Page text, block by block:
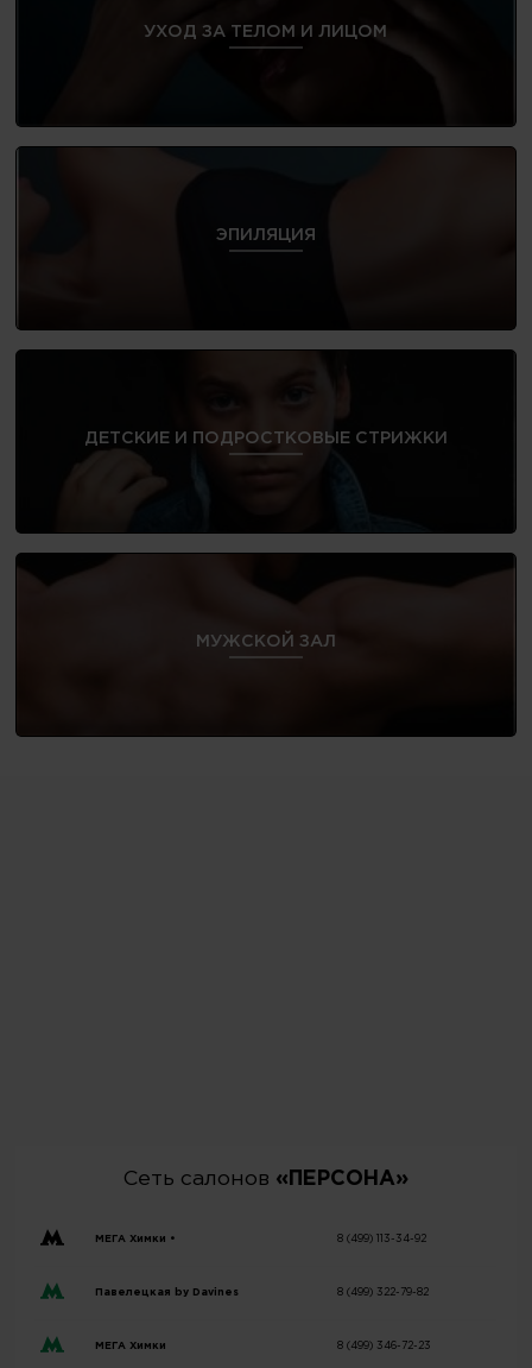
УХОД ЗА ТЕЛОМ И ЛИЦОМ
ЭПИЛЯЦИЯ
ДЕТСКИЕ И ПОДРОСТКОВЫЕ СТРИЖКИ
МУЖСКОЙ ЗАЛ
Сеть салонов «ПЕРСОНА»
МЕГА Химки • 8 (499) 113-34-92
Павелецкая by Davines 8 (499) 322-79-82
МЕГА Химки 8 (499) 346-72-23